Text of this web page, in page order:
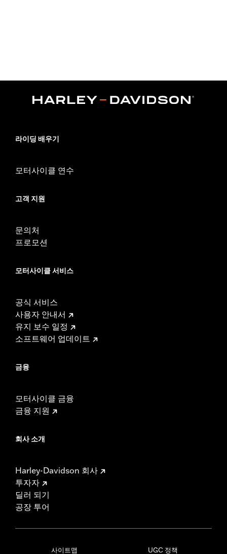
라이딩 배우기
모터사이클 연수
고객 지원
문의처
프로모션
모터사이클 서비스
공식 서비스
사용자 안내서
유지 보수 일정
소프트웨어 업데이트
금융
모터사이클 금융
금융 지원
회사 소개
Harley-Davidson 회사
투자자
딜러 되기
공장 투어
사이트맵 UGC 정책